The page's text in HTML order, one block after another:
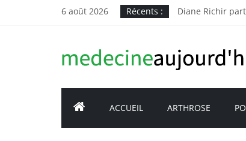
6 août 2026 Récents :
Diane Richir
Comment
Polyarthrite
Medecine
aujourd'hui
ACCUEIL ARTHROSE